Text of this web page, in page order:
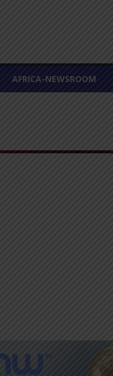
AFRICA-NEWSROOM